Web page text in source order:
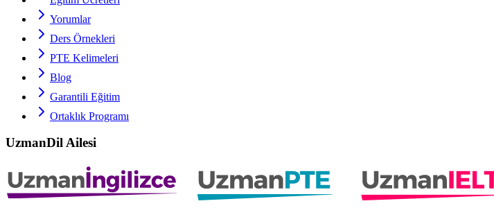
Yorumlar
Ders Örnekleri
PTE Kelimeleri
Blog
Garantili Eğitim
Ortaklık Programı
UzmanDil Ailesi